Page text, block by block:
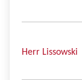
Herr Lissowski